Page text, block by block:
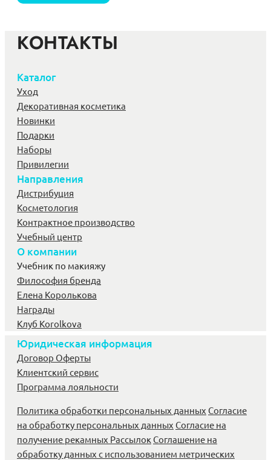
КОНТАКТЫ
Каталог
Уход
Декоративная косметика
Новинки
Подарки
Наборы
Привилегии
Направления
Дистрибуция
Косметология
Контрактное производство
Учебный центр
О компании
Учебник по макияжу
Философия бренда
Елена Королькова
Награды
Клуб Korolkova
Юридическая информация
Договор Оферты
Клиентский сервис
Программа лояльности
Политика обработки персональных данных Согласие
на обработку персональных данных Согласие на
получение рекамных Рассылок Соглашение на
обработку данных с использованием метрических